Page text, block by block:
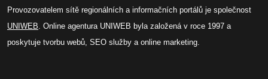
Provozovatelem sítě regionálních a informačních portálů je společnost
UNIWEB. Online agentura UNIWEB byla založená v roce 1997 a
poskytuje tvorbu webů, SEO služby a online marketing.